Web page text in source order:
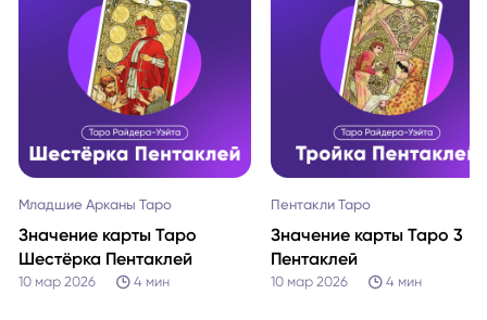
Младшие Арканы Таро
Значение карты Таро
Шестёрка Пентаклей
10 мар 2026 4 мин
Пентакли Таро
Значение карты Таро 3
Пентаклей
10 мар 2026 4 мин